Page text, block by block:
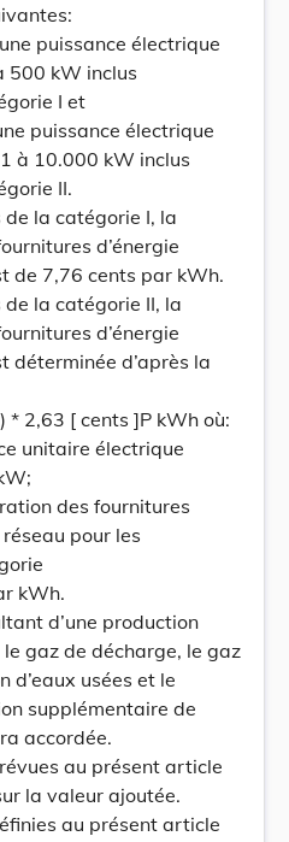
puissance électrique
500 kW inclus
I et
puissance électrique
à 10.000 kW inclus
II.
la catégorie I, la
d’énergie
de 7,76 cents par kWh.
la catégorie II, la
d’énergie
déterminée d’après la
* 2,63 [ cents ]P kWh où:
unitaire électrique
des fournitures
pour les
kWh.
d’une production
gaz de décharge, le gaz
d’eaux usées et le
supplémentaire de
accordée.
au présent article
la valeur ajoutée.
au présent article